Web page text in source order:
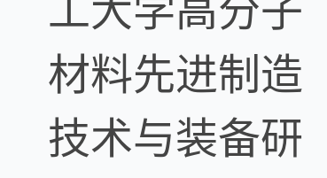
工大学高分子
材料先进制造
技术与装备研